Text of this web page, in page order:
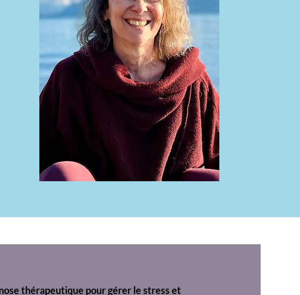
thérapeutique pour gérer le stress et